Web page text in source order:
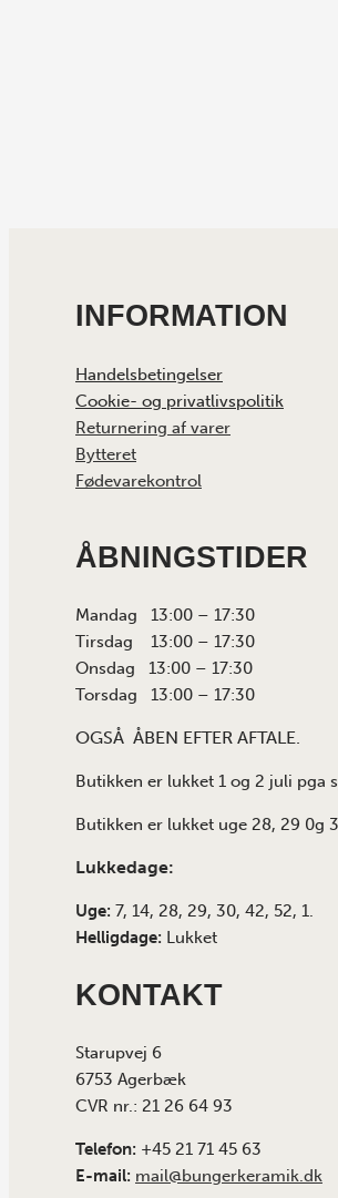
INFORMATION
Handelsbetingelser
Cookie- og privatlivspolitik
Returnering af varer
Bytteret
Fødevarekontrol
ÅBNINGSTIDER
Mandag 13:00 – 17:30
Tirsdag 13:00 – 17:30
Onsdag 13:00 – 17:30
Torsdag 13:00 – 17:30
OGSÅ ÅBEN EFTER AFTALE.
Butikken er lukket 1 og 2 juli pga
Butikken er lukket uge 28, 29 0g
Lukkedage:
Uge: 7, 14, 28, 29, 30, 42, 52, 1.
Helligdage: Lukket
KONTAKT
Starupvej 6
6753 Agerbæk
CVR nr.: 21 26 64 93
Telefon: +45 21 71 45 63
E-mail: mail@bungerkeramik.dk